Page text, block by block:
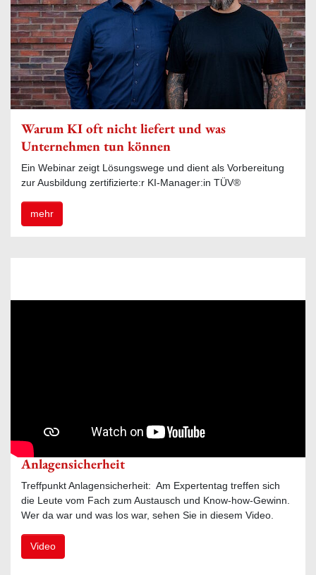
Warum KI oft nicht liefert und was
Unternehmen tun können
Ein Webinar zeigt Lösungswege und dient als Vorbereitung
zur Ausbildung zertifizierte:r KI-Manager:in TÜV®
mehr
Meet the experts: Symposium
Anlagensicherheit
Treffpunkt Anlagensicherheit: Am Expertentag treffen sich
die Leute vom Fach zum Austausch und Know-how-Gewinn.
Wer da war und was los war, sehen Sie in diesem Video.
Video